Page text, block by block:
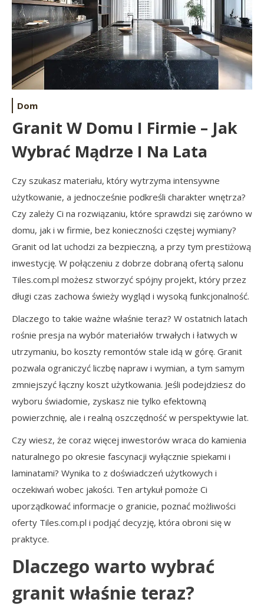
Dom
Granit W Domu I Firmie – Jak
Wybrać Mądrze I Na Lata
Czy szukasz materiału, który wytrzyma intensywne
użytkowanie, a jednocześnie podkreśli charakter wnętrza?
Czy zależy Ci na rozwiązaniu, które sprawdzi się zarówno w
domu, jak i w firmie, bez konieczności częstej wymiany?
Granit od lat uchodzi za bezpieczną, a przy tym prestiżową
inwestycję. W połączeniu z dobrze dobraną ofertą salonu
Tiles.com.pl możesz stworzyć spójny projekt, który przez
długi czas zachowa świeży wygląd i wysoką funkcjonalność.
Dlaczego to takie ważne właśnie teraz? W ostatnich latach
rośnie presja na wybór materiałów trwałych i łatwych w
utrzymaniu, bo koszty remontów stale idą w górę. Granit
pozwala ograniczyć liczbę napraw i wymian, a tym samym
zmniejszyć łączny koszt użytkowania. Jeśli podejdziesz do
wyboru świadomie, zyskasz nie tylko efektowną
powierzchnię, ale i realną oszczędność w perspektywie lat.
Czy wiesz, że coraz więcej inwestorów wraca do kamienia
naturalnego po okresie fascynacji wyłącznie spiekami i
laminatami? Wynika to z doświadczeń użytkowych i
oczekiwań wobec jakości. Ten artykuł pomoże Ci
uporządkować informacje o granicie, poznać możliwości
oferty Tiles.com.pl i podjąć decyzję, która obroni się w
praktyce.
Dlaczego warto wybrać
granit właśnie teraz?